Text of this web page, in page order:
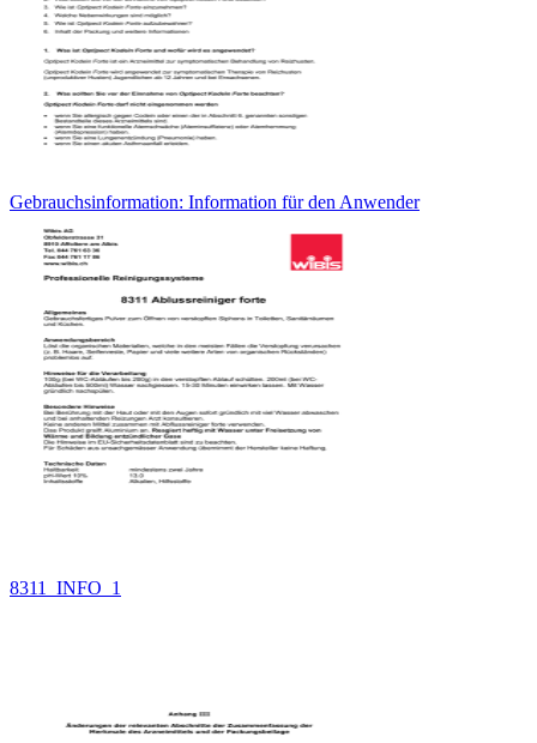
Gebrauchsinformation: Information für den Anwender
8311_INFO_1